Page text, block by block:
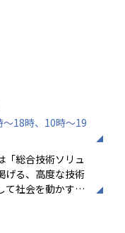
なります。
度実績）
制度など、従業員
分かる記事を掲載
明かす、カケハ
entry/2025/05/
、テクノロジーの
向き合い、生成AI
ながら、泥臭い部
アやPdMが所属
製作所、
ITインフラ活用の
任せします。
験や希望に応じて
数名規模で構成さ
18時、10時～19
平均20時間）
「総合技術ソリュ
げる、高度な技術
て社会を動かすこ